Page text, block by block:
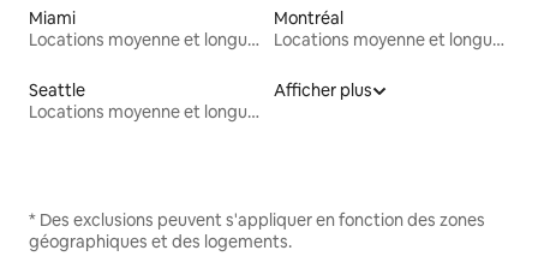
Miami
Locations moyenne et longue durée
Montréal
Locations moyenne et longue durée
Seattle
Locations moyenne et longue durée
Afficher plus
* Des exclusions peuvent s'appliquer en fonction des zones
géographiques et des logements.